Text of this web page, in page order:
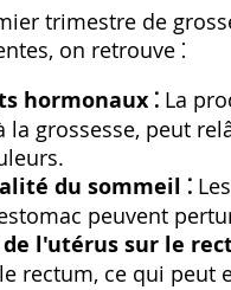
trimestre de
on retrouve ⁚
hormonaux ⁚ La
la grossesse, peut
du sommeil ⁚
peuvent
l'utérus sur le
rectum, ce qui peut